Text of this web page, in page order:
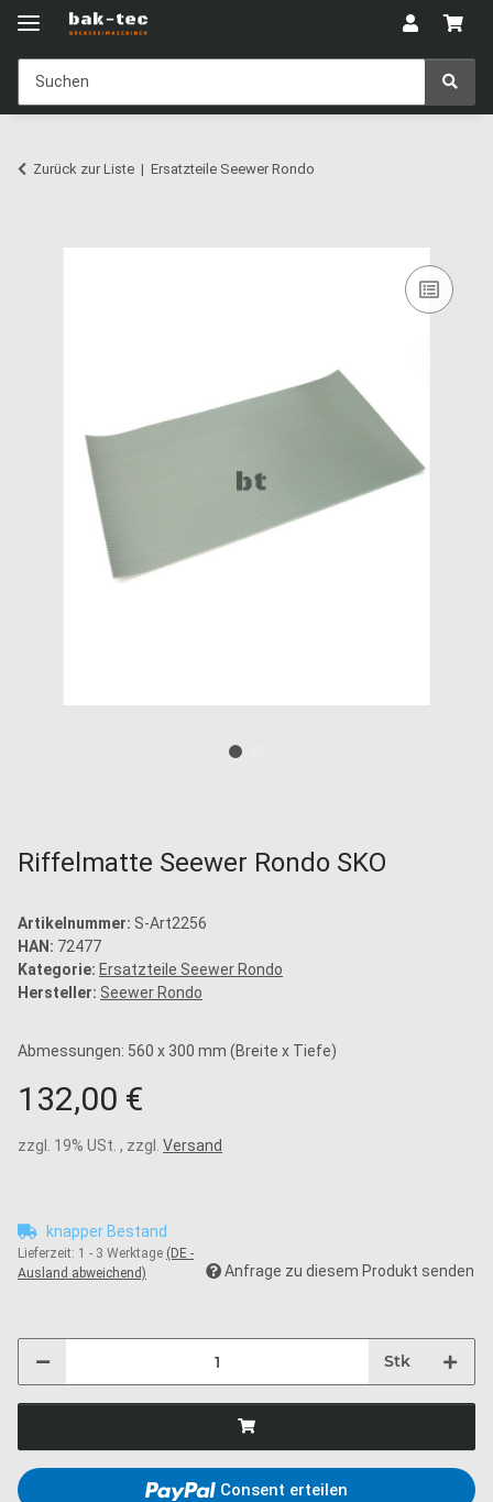
Zurück zur Liste Ersatzteile Seewer Rondo
Riffelmatte Seewer Rondo SKO
Artikelnummer: S-Art2256
HAN: 72477
Kategorie: Ersatzteile Seewer Rondo
Hersteller: Seewer Rondo
Abmessungen: 560 x 300 mm (Breite x Tiefe)
132,00 €
zzgl. 19% USt. , zzgl. Versand
knapper Bestand
Lieferzeit: 1 - 3 Werktage (DE -
Ausland abweichend)
Anfrage zu diesem Produkt senden
Stk
Consent erteilen